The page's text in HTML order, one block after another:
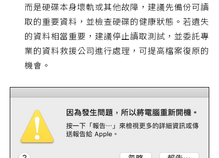
而是硬碟本身壞軌或其他故障，建議先備份可讀
取的重要資料，並檢查硬碟的健康狀態。若遺失
的資料相當重要，建議停止讀取測試，並委託專
業的資料救援公司進行處理，可提高檔案復原的
機會。